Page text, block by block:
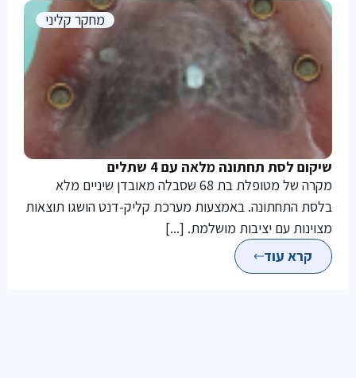
מחקר קליני
שיקום לסת תחתונה מלאה עם 4 שתלים
מקרה של מטופלת בת 68 שסבלה מאובדן שיניים מלא
בלסת התחתונה. באמצעות מערכת קליק-דנט הושגו תוצאות
מצוינות עם יציבות מושלמת. [...]
קרא עוד